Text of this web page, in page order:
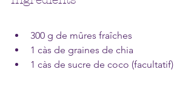
300 g de mûres fraîches
1 càs de graines de chia
1 càs de sucre de coco (facultatif)